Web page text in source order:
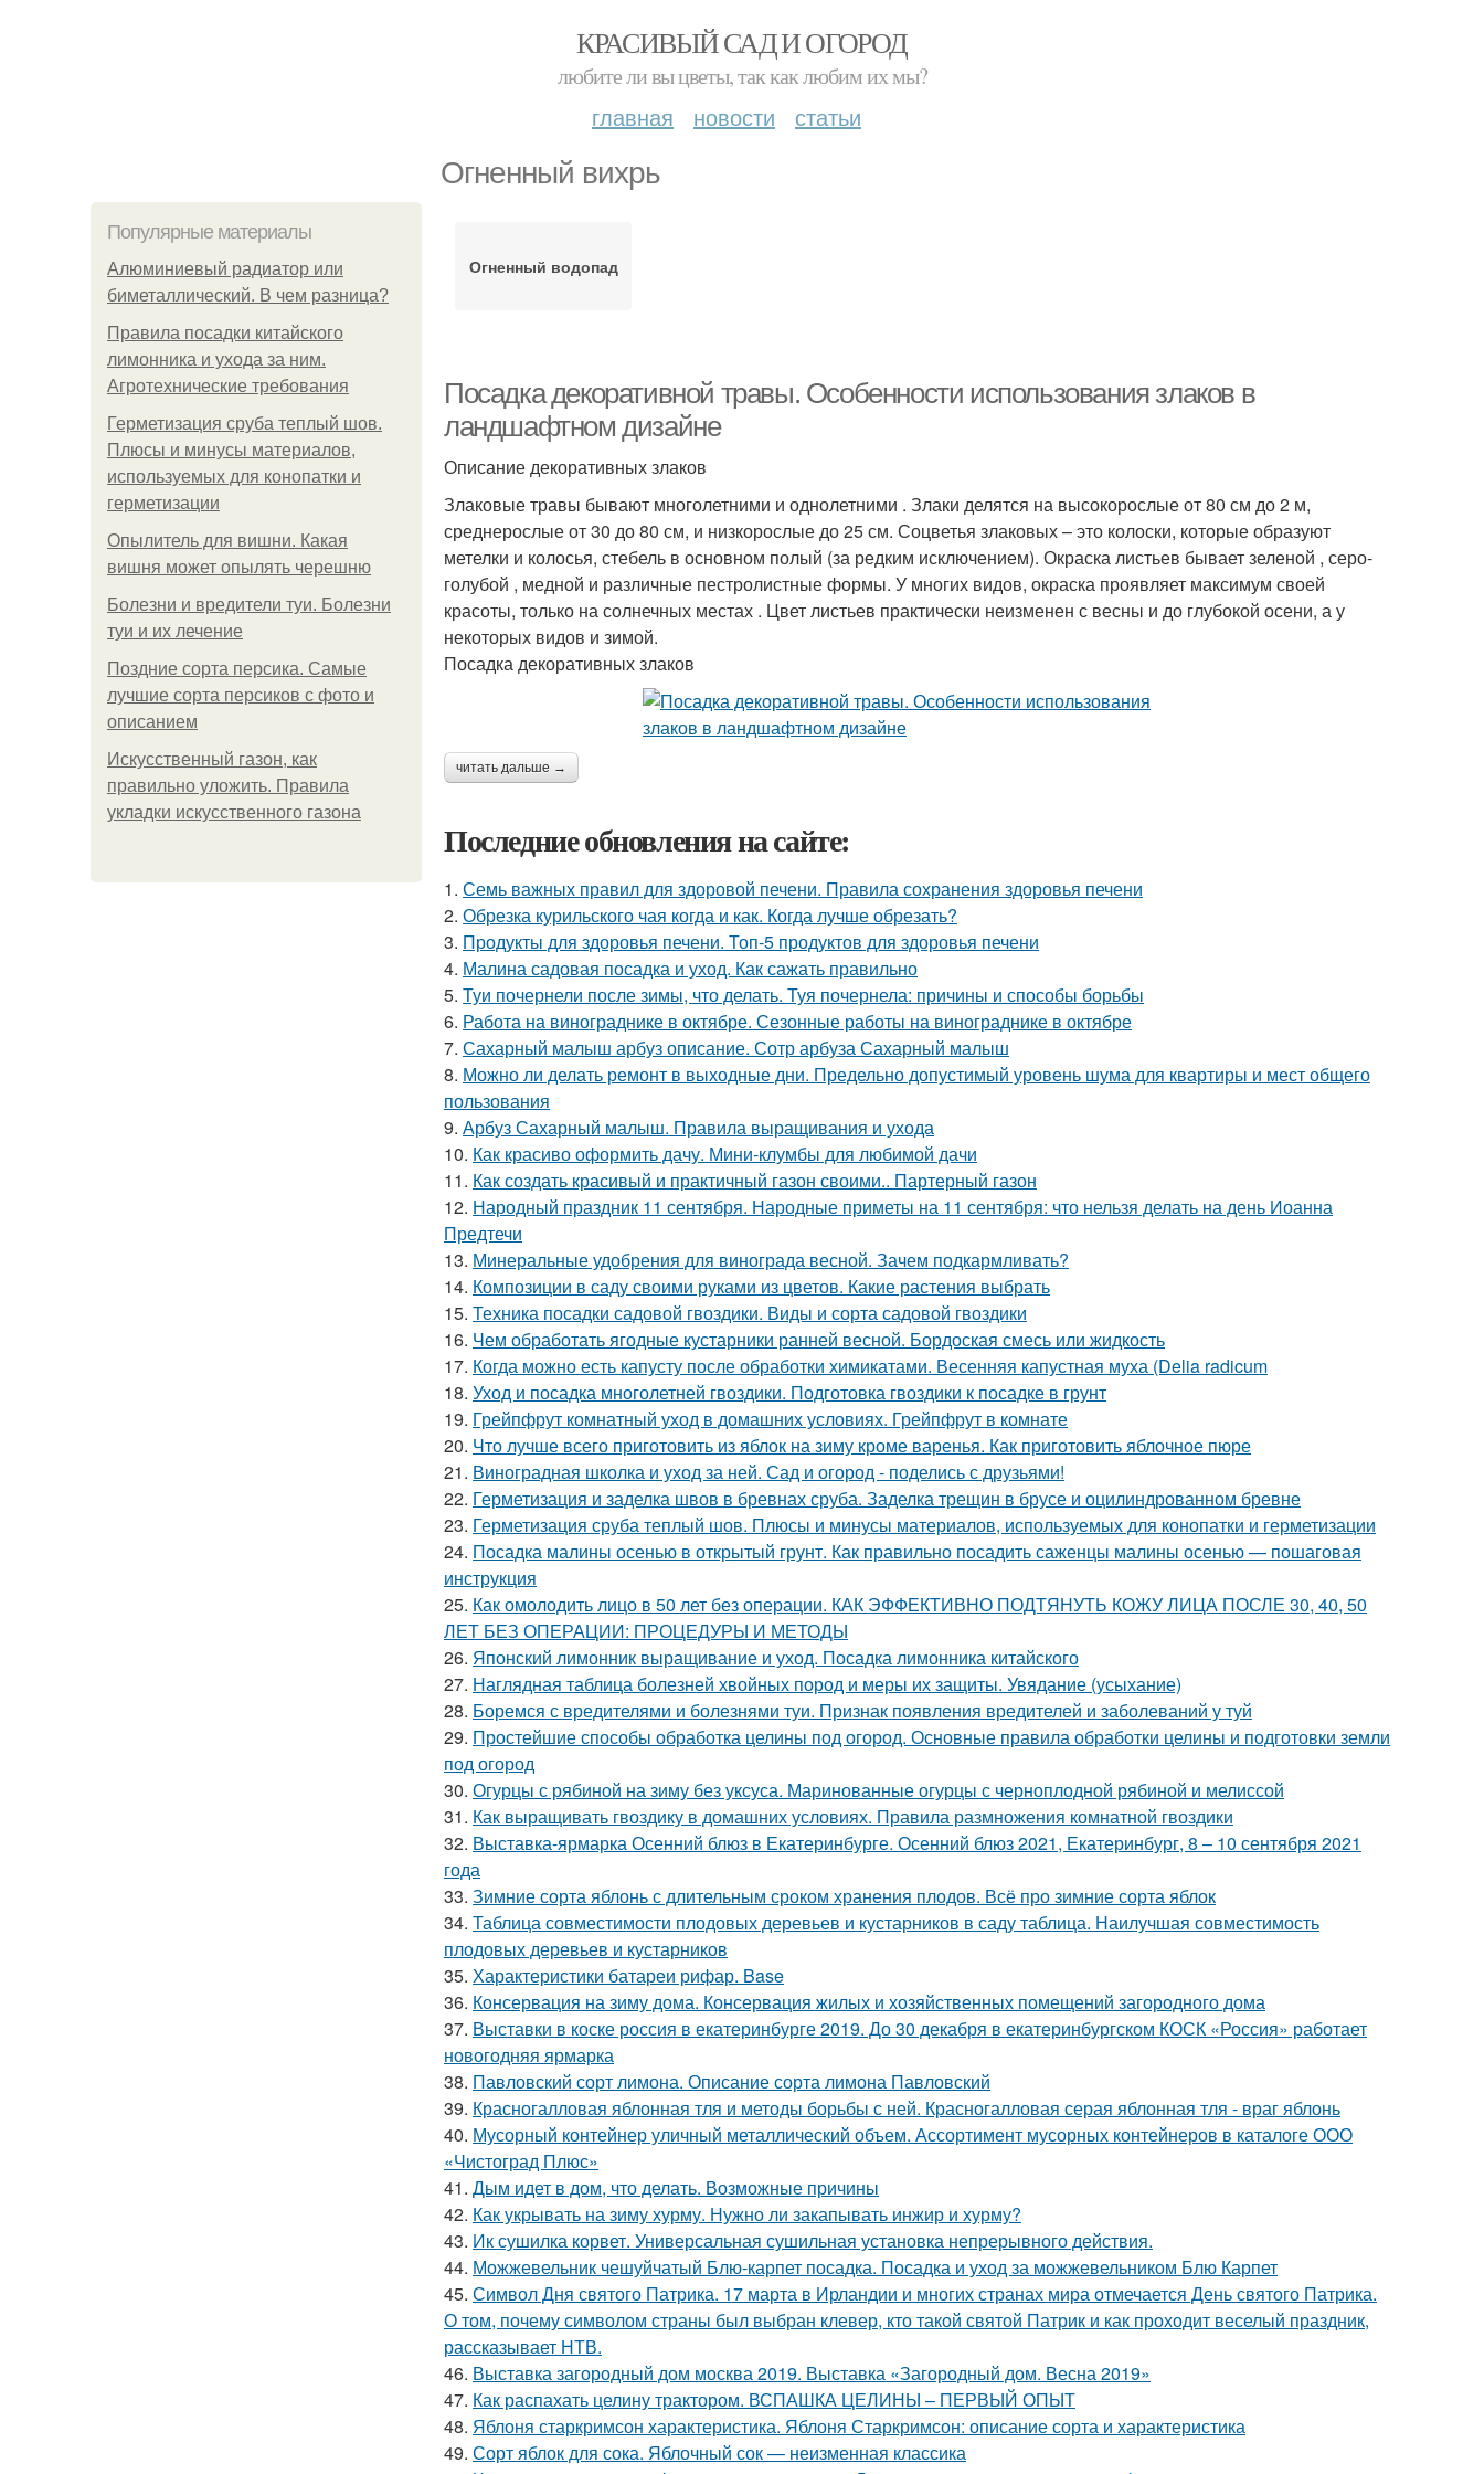
КРАСИВЫЙ САД И ОГОРОД
любите ли вы цветы, так как любим их мы?
главная новости статьи
Огненный вихрь
Популярные материалы
Алюминиевый радиатор или
биметаллический. В чем разница?
Правила посадки китайского
лимонника и ухода за ним.
Агротехнические требования
Герметизация сруба теплый шов.
Плюсы и минусы материалов,
используемых для конопатки и
герметизации
Опылитель для вишни. Какая
вишня может опылять черешню
Болезни и вредители туи. Болезни
туи и их лечение
Поздние сорта персика. Самые
лучшие сорта персиков с фото и
описанием
Искусственный газон, как
правильно уложить. Правила
укладки искусственного газона
Огненный водопад
Посадка декоративной травы. Особенности использования злаков в
ландшафтном дизайне
Описание декоративных злаков
Злаковые травы бывают многолетними и однолетними . Злаки делятся на высокорослые от 80 см до 2 м,
среднерослые от 30 до 80 см, и низкорослые до 25 см. Соцветья злаковых – это колоски, которые образуют
метелки и колосья, стебель в основном полый (за редким исключением). Окраска листьев бывает зеленой , серо-
голубой , медной и различные пестролистные формы. У многих видов, окраска проявляет максимум своей
красоты, только на солнечных местах . Цвет листьев практически неизменен с весны и до глубокой осени, а у
некоторых видов и зимой.
Посадка декоративных злаков
читать дальше →
Последние обновления на сайте:
1. Семь важных правил для здоровой печени. Правила сохранения здоровья печени
2. Обрезка курильского чая когда и как. Когда лучше обрезать?
3. Продукты для здоровья печени. Топ-5 продуктов для здоровья печени
4. Малина садовая посадка и уход. Как сажать правильно
5. Туи почернели после зимы, что делать. Туя почернела: причины и способы борьбы
6. Работа на винограднике в октябре. Сезонные работы на винограднике в октябре
7. Сахарный малыш арбуз описание. Сотр арбуза Сахарный малыш
8. Можно ли делать ремонт в выходные дни. Предельно допустимый уровень шума для квартиры и мест общего
пользования
9. Арбуз Сахарный малыш. Правила выращивания и ухода
10. Как красиво оформить дачу. Мини-клумбы для любимой дачи
11. Как создать красивый и практичный газон своими.. Партерный газон
12. Народный праздник 11 сентября. Народные приметы на 11 сентября: что нельзя делать на день Иоанна
Предтечи
13. Минеральные удобрения для винограда весной. Зачем подкармливать?
14. Композиции в саду своими руками из цветов. Какие растения выбрать
15. Техника посадки садовой гвоздики. Виды и сорта садовой гвоздики
16. Чем обработать ягодные кустарники ранней весной. Бордоская смесь или жидкость
17. Когда можно есть капусту после обработки химикатами. Весенняя капустная муха (Delia radicum
18. Уход и посадка многолетней гвоздики. Подготовка гвоздики к посадке в грунт
19. Грейпфрут комнатный уход в домашних условиях. Грейпфрут в комнате
20. Что лучше всего приготовить из яблок на зиму кроме варенья. Как приготовить яблочное пюре
21. Виноградная школка и уход за ней. Сад и огород - поделись с друзьями!
22. Герметизация и заделка швов в бревнах сруба. Заделка трещин в брусе и оцилиндрованном бревне
23. Герметизация сруба теплый шов. Плюсы и минусы материалов, используемых для конопатки и герметизации
24. Посадка малины осенью в открытый грунт. Как правильно посадить саженцы малины осенью — пошаговая
инструкция
25. Как омолодить лицо в 50 лет без операции. КАК ЭФФЕКТИВНО ПОДТЯНУТЬ КОЖУ ЛИЦА ПОСЛЕ 30, 40, 50
ЛЕТ БЕЗ ОПЕРАЦИИ: ПРОЦЕДУРЫ И МЕТОДЫ
26. Японский лимонник выращивание и уход. Посадка лимонника китайского
27. Наглядная таблица болезней хвойных пород и меры их защиты. Увядание (усыхание)
28. Боремся с вредителями и болезнями туи. Признак появления вредителей и заболеваний у туй
29. Простейшие способы обработка целины под огород. Основные правила обработки целины и подготовки земли
под огород
30. Огурцы с рябиной на зиму без уксуса. Маринованные огурцы с черноплодной рябиной и мелиссой
31. Как выращивать гвоздику в домашних условиях. Правила размножения комнатной гвоздики
32. Выставка-ярмарка Осенний блюз в Екатеринбурге. Осенний блюз 2021, Екатеринбург, 8 – 10 сентября 2021
года
33. Зимние сорта яблонь с длительным сроком хранения плодов. Всё про зимние сорта яблок
34. Таблица совместимости плодовых деревьев и кустарников в саду таблица. Наилучшая совместимость
плодовых деревьев и кустарников
35. Характеристики батареи рифар. Base
36. Консервация на зиму дома. Консервация жилых и хозяйственных помещений загородного дома
37. Выставки в коске россия в екатеринбурге 2019. До 30 декабря в екатеринбургском КОСК «Россия» работает
новогодняя ярмарка
38. Павловский сорт лимона. Описание сорта лимона Павловский
39. Красногалловая яблонная тля и методы борьбы с ней. Красногалловая серая яблонная тля - враг яблонь
40. Мусорный контейнер уличный металлический объем. Ассортимент мусорных контейнеров в каталоге ООО
«Чистоград Плюс»
41. Дым идет в дом, что делать. Возможные причины
42. Как укрывать на зиму хурму. Нужно ли закапывать инжир и хурму?
43. Ик сушилка корвет. Универсальная сушильная установка непрерывного действия.
44. Можжевельник чешуйчатый Блю-карпет посадка. Посадка и уход за можжевельником Блю Карпет
45. Символ Дня святого Патрика. 17 марта в Ирландии и многих странах мира отмечается День святого Патрика.
О том, почему символом страны был выбран клевер, кто такой святой Патрик и как проходит веселый праздник,
рассказывает НТВ.
46. Выставка загородный дом москва 2019. Выставка «Загородный дом. Весна 2019»
47. Как распахать целину трактором. ВСПАШКА ЦЕЛИНЫ – ПЕРВЫЙ ОПЫТ
48. Яблоня старкримсон характеристика. Яблоня Старкримсон: описание сорта и характеристика
49. Сорт яблок для сока. Яблочный сок — неизменная классика